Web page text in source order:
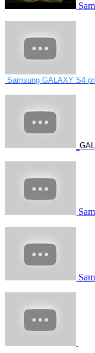
Samsung GALAXY S4